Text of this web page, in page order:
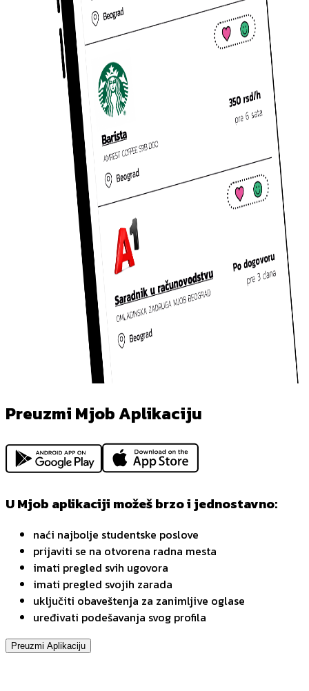
Preuzmi Mjob Aplikaciju
U Mjob aplikaciji možeš brzo i jednostavno:
naći najbolje studentske poslove
prijaviti se na otvorena radna mesta
imati pregled svih ugovora
imati pregled svojih zarada
uključiti obaveštenja za zanimljive oglase
uređivati podešavanja svog profila
Preuzmi Aplikaciju